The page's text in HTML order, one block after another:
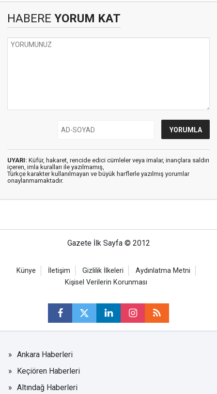
HABERE YORUM KAT
UYARI: Küfür, hakaret, rencide edici cümleler veya imalar, inançlara saldırı
içeren, imla kuralları ile yazılmamış,
Türkçe karakter kullanılmayan ve büyük harflerle yazılmış yorumlar
onaylanmamaktadır.
Gazete İlk Sayfa © 2012
Künye İletişim Gizlilik İlkeleri
Aydınlatma Metni
Kişisel Verilerin Korunması
Ankara Haberleri
Keçiören Haberleri
Altındağ Haberleri